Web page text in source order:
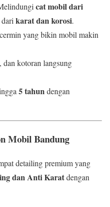
cat mobil dari
karat dan korosi.
yang bikin mobil makin
dan kotoran langsung
5 tahundengan
Mobil Bandung
detailing premium yang
dan Anti Karatdengan